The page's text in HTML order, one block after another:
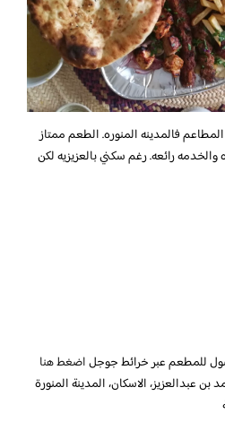
فالمدينه المنوره. الطعم ممتاز
والخدمه رائعه. رغم سكني بالعزيزيه لكن
للمطعم عبر خرائط جوجلاضغط هنا
بن عبدالعزيز، الاسكان، المدينة المنورة